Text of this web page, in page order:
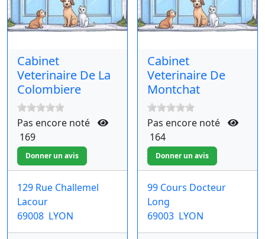
Cabinet
Veterinaire De La
Colombiere
Pas encore noté
169
129 Rue Challemel
Lacour
69008 LYON
Cabinet
Veterinaire De
Montchat
Pas encore noté
164
99 Cours Docteur
Long
69003 LYON